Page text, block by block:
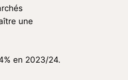
une
en 2023/24.